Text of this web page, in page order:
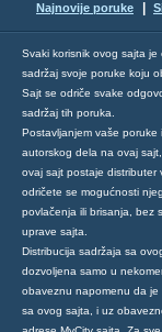
Najnovije poruke
Svaki korisnik ovog sajta je
sadržaj svoje poruke koju
Sajt se odriče svake
sadržaj tih poruka.
Postavljanjem vaše poruke
autorskog dela na ovaj
ovaj sajt postaje distributer
odričete se mogućnosti
povlačenja ili brisanja, bez
uprave sajta.
Distribucija sadržaja sa
dozvoljena samo u
obaveznu napomenu da je
sa ovog sajta, i uz